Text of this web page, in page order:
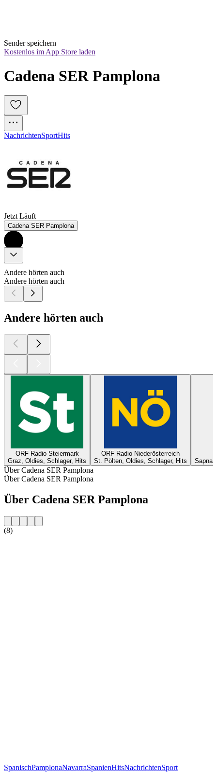
Sender speichern
Kostenlos im App Store laden
Cadena SER Pamplona
NachrichtenSportHits
Jetzt Läuft
Cadena SER Pamplona
Andere hörten auch
Andere hörten auch
Andere hörten auch
ORF Radio Steiermark
Graz, Oldies, Schlager, Hits
ORF Radio Niederösterreich
St. Pölten, Oldies, Schlager, Hits
Sapna,
Über Cadena SER Pamplona
Über Cadena SER Pamplona
Über Cadena SER Pamplona
(8)
SpanischPamplonaNavarraSpanienHitsNachrichtenSport